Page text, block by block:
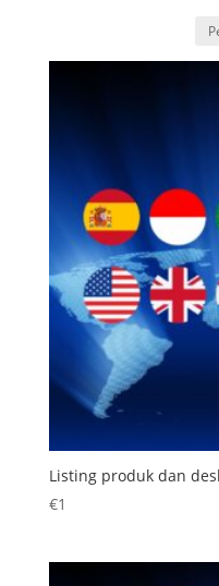
Listing produk dan
€1